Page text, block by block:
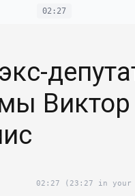
02:27
Виктор
02:27 (23:27 in your